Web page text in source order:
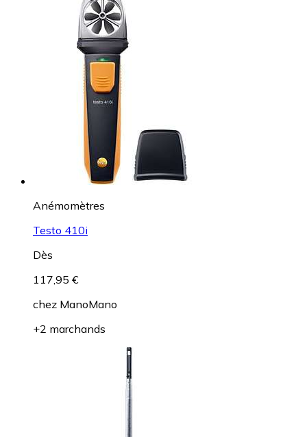
Anémomètres
Testo 410i
Dès
117,95 €
chez ManoMano
+2 marchands